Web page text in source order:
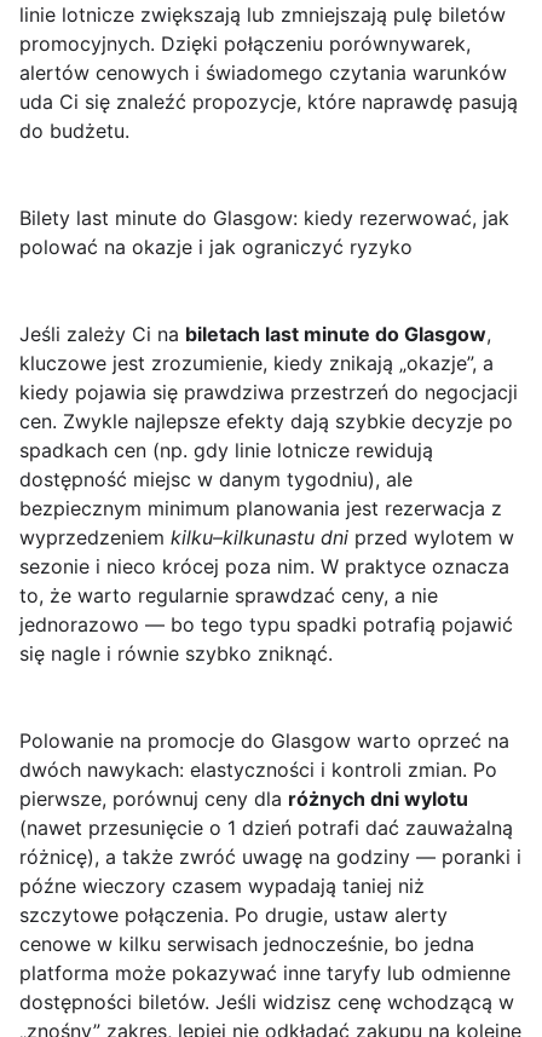
linie lotnicze zwiększają lub zmniejszają pulę biletów
promocyjnych. Dzięki połączeniu porównywarek,
alertów cenowych i świadomego czytania warunków
uda Ci się znaleźć propozycje, które naprawdę pasują
do budżetu.
Bilety last minute do Glasgow: kiedy rezerwować, jak
polować na okazje i jak ograniczyć ryzyko
Jeśli zależy Ci na biletach last minute do Glasgow,
kluczowe jest zrozumienie, kiedy znikają „okazje”, a
kiedy pojawia się prawdziwa przestrzeń do negocjacji
cen. Zwykle najlepsze efekty dają szybkie decyzje po
spadkach cen (np. gdy linie lotnicze rewidują
dostępność miejsc w danym tygodniu), ale
bezpiecznym minimum planowania jest rezerwacja z
wyprzedzeniem kilku–kilkunastu dni przed wylotem w
sezonie i nieco krócej poza nim. W praktyce oznacza
to, że warto regularnie sprawdzać ceny, a nie
jednorazowo — bo tego typu spadki potrafią pojawić
się nagle i równie szybko zniknąć.
Polowanie na promocje do Glasgow warto oprzeć na
dwóch nawykach: elastyczności i kontroli zmian. Po
pierwsze, porównuj ceny dla różnych dni wylotu
(nawet przesunięcie o 1 dzień potrafi dać zauważalną
różnicę), a także zwróć uwagę na godziny — poranki i
późne wieczory czasem wypadają taniej niż
szczytowe połączenia. Po drugie, ustaw alerty
cenowe w kilku serwisach jednocześnie, bo jedna
platforma może pokazywać inne taryfy lub odmienne
dostępności biletów. Jeśli widzisz cenę wchodzącą w
„znośny” zakres, lepiej nie odkładać zakupu na kolejne